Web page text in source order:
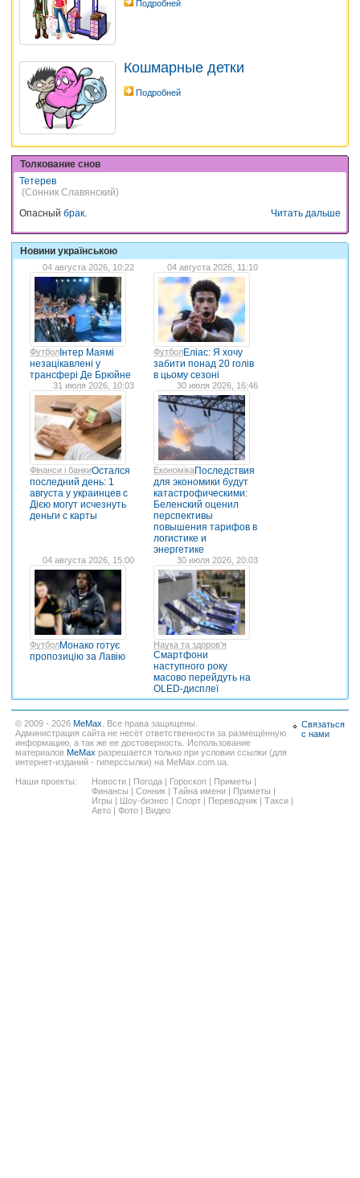
Подробней
Кошмарные детки
Подробней
Толкование снов
Тетерев
(Сонник Славянский)
Опасный брак. Читать дальше
Новини українською
04 августа 2026, 10:22
ФутболІнтер Маямі
незацікавлені у
трансфері Де Брюйне
04 августа 2026, 11:10
ФутболЕліас: Я хочу
забити понад 20 голів
в цьому сезоні
31 июля 2026, 10:03
Фінанси і банкиОстался
последний день: 1
августа у украинцев с
Дією могут исчезнуть
деньги с карты
30 июля 2026, 16:46
ЕкономікаПоследствия
для экономики будут
катастрофическими:
Беленский оценил
перспективы
повышения тарифов в
логистике и
энергетике
04 августа 2026, 15:00
ФутболМонако готує
пропозицію за Лавію
30 июля 2026, 20:03
Наука та здоров'я
Cмартфони
наступного року
масово перейдуть на
OLED-дисплеї
© 2009 - 2026 MeMax . Все права защищены.
Администрация сайта не несёт ответственности за размещённую
информацию, а так же ее достоверность. Использование
материалов MeMax разрешается только при условии ссылки (для
интернет-изданий - гиперссылки) на MeMax.com.ua.
Наши проекты:
Новости | Погода | Гороскоп | Приметы |
Финансы | Сонник | Тайна имени | Приметы |
Игры | Шоу-бизнес | Спорт | Переводчик | Такси |
Авто | Фото | Видео
Связаться
с нами